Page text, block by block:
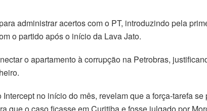
administrar acertos com o PT, introduzindo pela
o partido após o início da Lava Jato.
o apartamento à corrupção na Petrobras,
no início do mês, revelam que a força-tarefa se